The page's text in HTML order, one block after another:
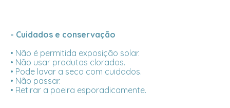
- Cuidados e conservação
• Não é permitida exposição solar.
• Não usar produtos clorados.
• Pode lavar a seco com cuidados.
• Não passar.
• Retirar a poeira esporadicamente.